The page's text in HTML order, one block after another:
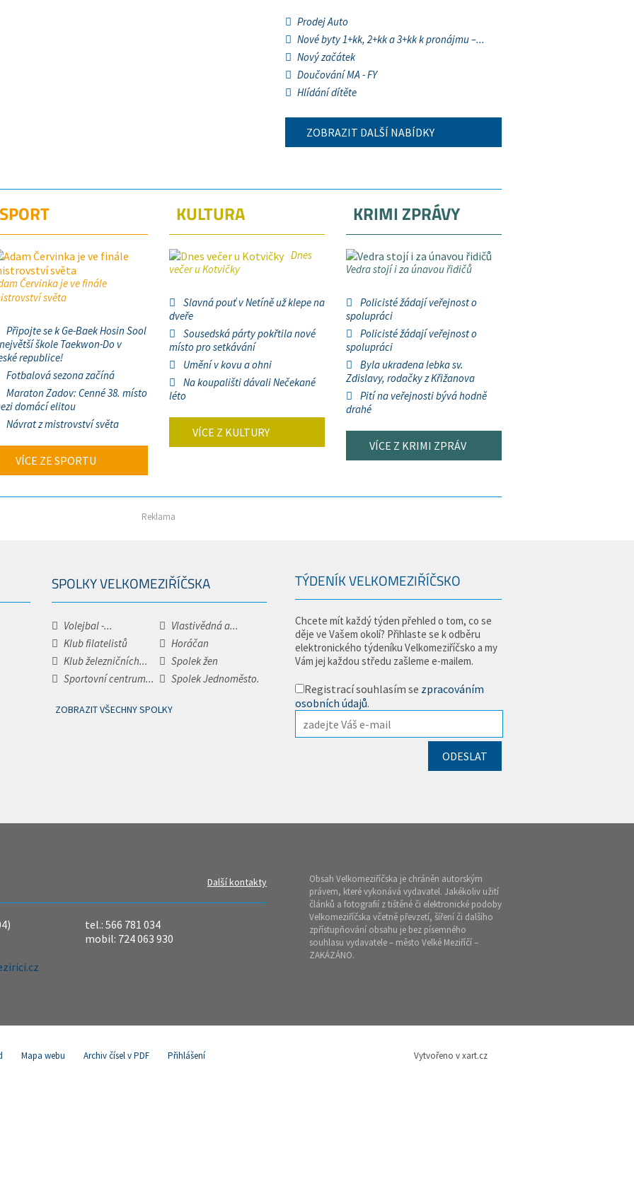
Prodej Auto
Nové byty 1+kk, 2+kk a 3+kk k pronájmu –...
Nový začátek
Doučování MA - FY
Hlídání dítěte
ZOBRAZIT DALŠÍ NABÍDKY
SPORT
Červinka je ve finále
světa
Připojte se k Ge-Baek Hosin Sool
škole Taekwon-Do v
republice!
Fotbalová sezona začíná
Maraton Zadov: Cenné 38. místo
domácí elitou
Návrat z mistrovství světa
VÍCE ZE SPORTU
KULTURA
Dnes
večer u Kotvičky
Slavná pouť v Netíně už klepe na
dveře
Sousedská párty pokřtila nové
místo pro setkávání
Umění v kovu a ohni
Na koupališti dávali Nečekané
léto
VÍCE Z KULTURY
KRIMI ZPRÁVY
Vedra stojí i za únavou řidičů
Policisté žádají veřejnost o
spolupráci
Policisté žádají veřejnost o
spolupráci
Byla ukradena lebka sv.
Zdislavy, rodačky z Křižanova
Pití na veřejnosti bývá hodně
drahé
VÍCE Z KRIMI ZPRÁV
Reklama
SPOLKY VELKOMEZIŘÍČSKA
Volejbal -...
Vlastivědná a...
Klub filatelistů
Horáčan
Klub železničních...
Spolek žen
Sportovní centrum...
Spolek Jednoměsto.
ZOBRAZIT VŠECHNY SPOLKY
TÝDENÍK VELKOMEZIŘÍČSKO
Chcete mít každý týden přehled o tom, co se
děje ve Vašem okolí? Přihlaste se k odběru
elektronického týdeníku Velkomeziříčsko a my
Vám jej každou středu zašleme e-mailem.
Registrací souhlasím se zpracováním
osobních údajů.
Další kontakty
tel.: 566 781 034
mobil: 724 063 930
Obsah Velkomeziříčska je chráněn autorským
právem, které vykonává vydavatel. Jakékoliv užití
článků a fotografií z tištěné či elektronické podoby
Velkomeziříčska včetně převzetí, šíření či dalšího
zpřístupňování obsahu je bez písemného
souhlasu vydavatele – město Velké Meziříčí –
ZAKÁZÁNO.
Mapa webu Archiv čísel v PDF Přihlášení Vytvořeno v xart.cz